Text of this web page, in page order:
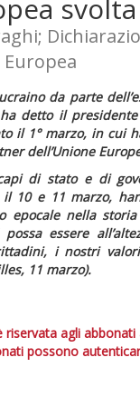
svolta
Europea
da parte
ha detto il
il 1° marzo, in cui
dell’Unione
di stato e di
il 10 e 11 marzo,
epocale nella storia
possa essere
i nostri
11 marzo).
riservata agli
possono